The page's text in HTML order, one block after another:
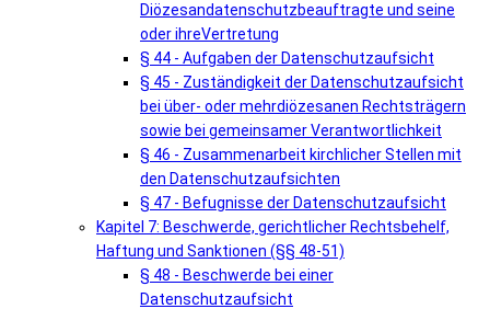
Diözesandatenschutzbeauftragte und seine
oder ihreVertretung
§ 44 - Aufgaben der Datenschutzaufsicht
§ 45 - Zuständigkeit der Datenschutzaufsicht
bei über- oder mehrdiözesanen Rechtsträgern
sowie bei gemeinsamer Verantwortlichkeit
§ 46 - Zusammenarbeit kirchlicher Stellen mit
den Datenschutzaufsichten
§ 47 - Befugnisse der Datenschutzaufsicht
Kapitel 7: Beschwerde, gerichtlicher Rechtsbehelf,
Haftung und Sanktionen (§§ 48-51)
§ 48 - Beschwerde bei einer
Datenschutzaufsicht